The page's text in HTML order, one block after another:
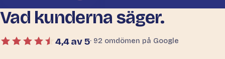
Vad kunderna säger.
4,4 av 5· 92 omdömen på Google